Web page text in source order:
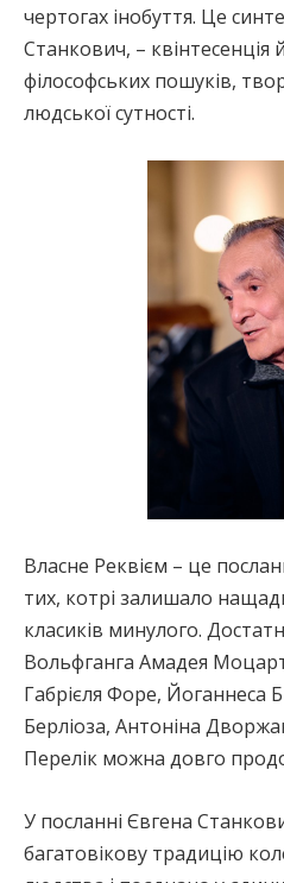
чертогах інобуття. Це
Станкович, – квінтесенція
філософських пошуків,
людської сутності.
Власне Реквієм – це
тих, котрі залишало
класиків минулого.
Вольфганга Амадея
Габрієля Форе, Йоганнеса
Берліоза, Антоніна
Перелік можна довго
У посланні Євгена
багатовікову традицію